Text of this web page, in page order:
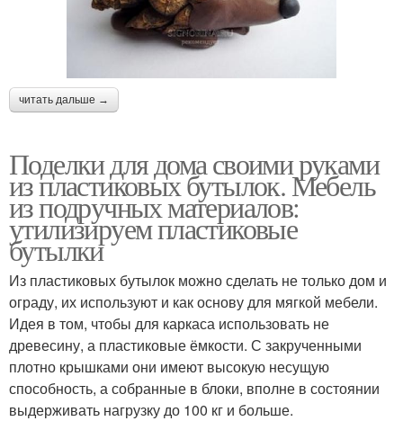
читать дальше →
Поделки для дома своими руками
из пластиковых бутылок. Мебель
из подручных материалов:
утилизируем пластиковые
бутылки
Из пластиковых бутылок можно сделать не только дом и
ограду, их используют и как основу для мягкой мебели.
Идея в том, чтобы для каркаса использовать не
древесину, а пластиковые ёмкости. С закрученными
плотно крышками они имеют высокую несущую
способность, а собранные в блоки, вполне в состоянии
выдерживать нагрузку до 100 кг и больше.